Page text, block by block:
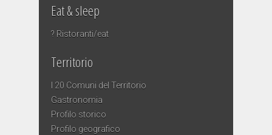
Eat & sleep
? Ristoranti/eat
Territorio
I 20 Comuni del Territorio
Gastronomia
Profilo storico
Profilo geografico